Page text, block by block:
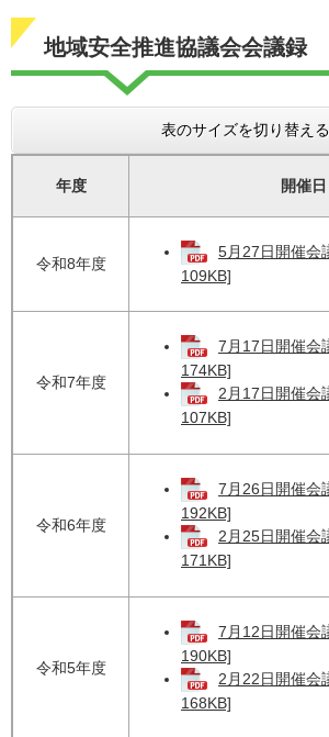
地域安全推進協議会会議録
表のサイズを切り替える
年度 開催日
令和8年度
5月27日開催会
109KB]
令和7年度
7月17日開催会
174KB]
2月17日開催会
107KB]
令和6年度
7月26日開催会
192KB]
2月25日開催会
171KB]
令和5年度
7月12日開催会
190KB]
2月22日開催会
168KB]